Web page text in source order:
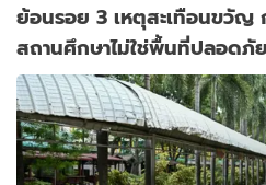
ย้อนรอย 3 เหตุสะเทือนขวัญ
สถานศึกษาไม่ใช่พื้นที่ปลอดภัย